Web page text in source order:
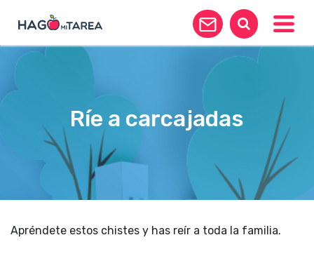
Ríe a carcajadas
Apréndete estos chistes y has reír a toda la familia.